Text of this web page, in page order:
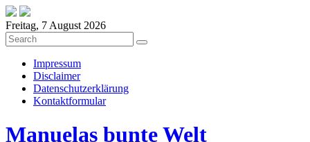
Freitag, 7 August 2026
Impressum
Disclaimer
Datenschutzerklärung
Kontaktformular
Manuelas bunte Welt